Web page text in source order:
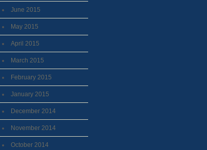
June 2015
May 2015
April 2015
March 2015
February 2015
January 2015
December 2014
November 2014
October 2014